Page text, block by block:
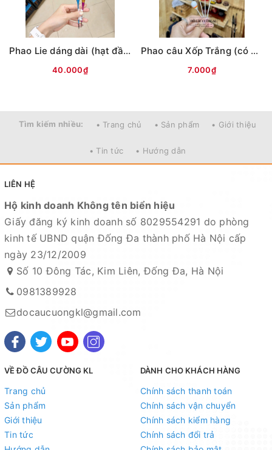
Mọi thắc mắc liên hệ SĐT
091.258.3939
để được giải đáp.
đặt mua của khách hàng
thông tin và ảnh đều phù hợp với sản phẩm thực tế
vận chuyển, sử dụng. Chúng tôi sẽ hỗ trợ ngay cho quý
khách hàng và sẽ chịu trách nhiệm hoàn toàn để phục
vụ khách hàng tốt nhất
Fanpage :Đồ câu Cường KL
Facebook:Nguyễn Anhoặc Cường KL Đồ câu
Kênh Thương mại điện tử
- Shopee:https://shp.ee/d3xv3cr
- Sendo: https://www.sendo.vn/shop/do-cau-cuong-kl
kl"
- Zalo OA:
https://zalo.me/4190676579548541614
Địa chỉ cửa hàng : Số 10 Đông Tác, Kim Liên, Đống Đa,
Hà Nội
Phao Lie dáng dài (hạt đầu phao,chân móc)
40.000₫
Phao câu Xốp Trắng (có hạt đầu phao)
7.000₫
Tìm kiếm nhiều: • Trang chủ • Sản phẩm • Giới thiệu
• Tin tức • Hướng dẫn
LIÊN HỆ
Hộ kinh doanh Không tên biển hiệu
Giấy đăng ký kinh doanh số 8029554291 do phòng
kinh tế UBND quận Đống Đa thành phố Hà Nội cấp
ngày 23/12/2009
Số 10 Đông Tác, Kim Liên, Đống Đa, Hà Nội
0981389928
docaucuongkl@gmail.com
VỀ ĐỒ CÂU CƯỜNG KL
Trang chủ
Sản phẩm
Giới thiệu
Tin tức
DÀNH CHO KHÁCH HÀNG
Chính sách thanh toán
Chính sách vận chuyển
Chính sách kiểm hàng
Chính sách đổi trả